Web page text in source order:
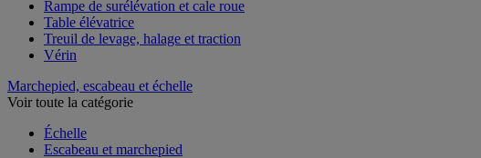
Rampe de surélévation et cale roue
Table élévatrice
Treuil de levage, halage et traction
Vérin
Marchepied, escabeau et échelle
Voir toute la catégorie
Échelle
Escabeau et marchepied